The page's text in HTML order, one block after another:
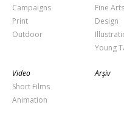
Campaigns
Print
Outdoor
Fine Arts
Design
Young
Video
Short Films
Animation
Arşiv